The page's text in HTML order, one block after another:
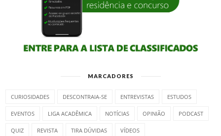
MARCADORES
CURIOSIDADES DESCONTRAIA-SE ENTREVISTAS ESTUDOS
EVENTOS LIGA ACADÊMICA NOTÍCIAS OPINIÃO PODCAST
QUIZ REVISTA TIRA DÚVIDAS VÍDEOS